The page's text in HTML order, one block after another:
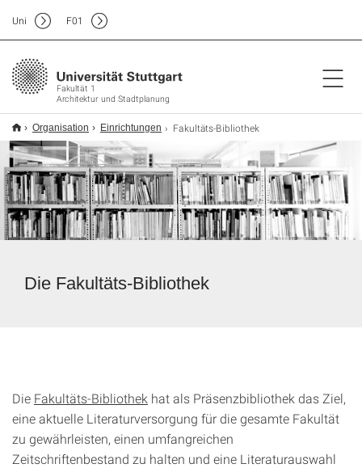
Fakultät 1
Architektur und Stadtplanung
Uni F01
Organisation Einrichtungen Fakultäts-Bibliothek
Die Fakultäts-Bibliothek
Die Fakultäts-Bibliothek hat als Präsenzbibliothek das Ziel,
eine aktuelle Literaturversorgung für die gesamte Fakultät
zu gewährleisten, einen umfangreichen
Zeitschriftenbestand zu halten und eine Literaturauswahl